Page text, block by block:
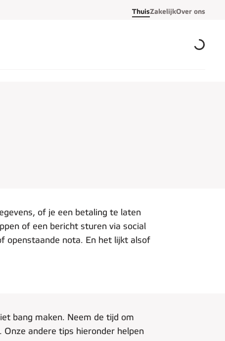
ThuisZakelijkOver ons
of je een betaling te laten
of een bericht sturen via social
openstaande nota. En het lijkt alsof
bang maken. Neem de tijd om
andere tips hieronder helpen